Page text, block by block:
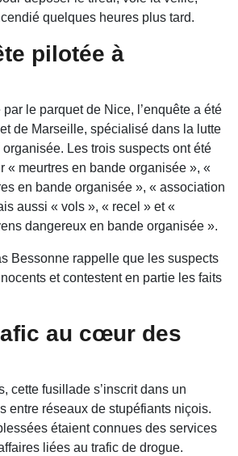
quelques heures plus tard.
pilotée à
par le parquet de Nice, l’enquête a été
de Marseille, spécialisé dans la lutte
Les trois suspects ont été
« meurtres en bande organisée », «
en bande organisée », « association
aussi « vols », « recel » et «
dangereux en bande organisée ».
Bessonne rappelle que les suspects
et contestent en partie les faits
au cœur des
cette fusillade s’inscrit dans un
entre réseaux de stupéfiants niçois.
étaient connues des services
liées au trafic de drogue.